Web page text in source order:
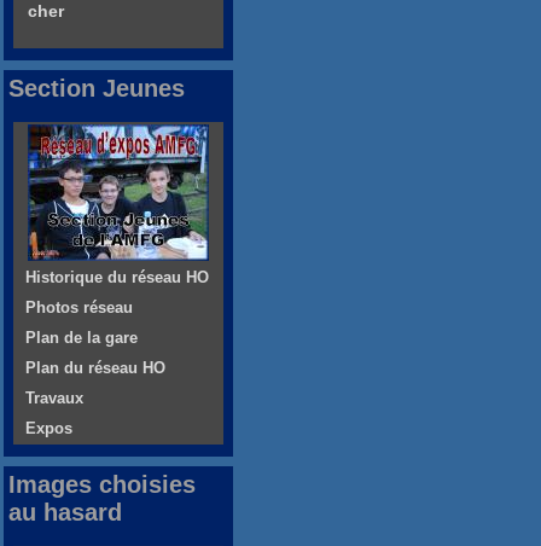
cher
Section Jeunes
Historique du réseau HO
Photos réseau
Plan de la gare
Plan du réseau HO
Travaux
Expos
Images choisies
au hasard